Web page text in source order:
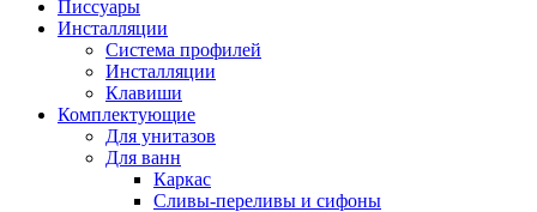
Писсуары
Инсталляции
Система профилей
Инсталляции
Клавиши
Комплектующие
Для унитазов
Для ванн
Каркас
Сливы-переливы и сифоны